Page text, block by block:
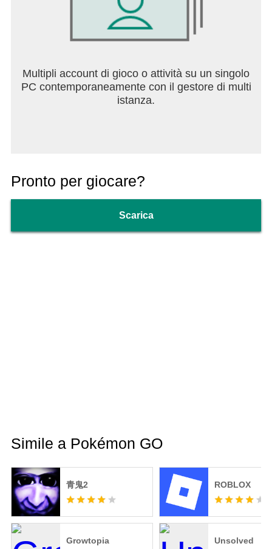
Multipli account di gioco o attività su un singolo
PC contemporaneamente con il gestore di multi
istanza.
Pronto per giocare?
Scarica
Simile a Pokémon GO
青鬼2 ROBLOX
Growtopia Unsolved